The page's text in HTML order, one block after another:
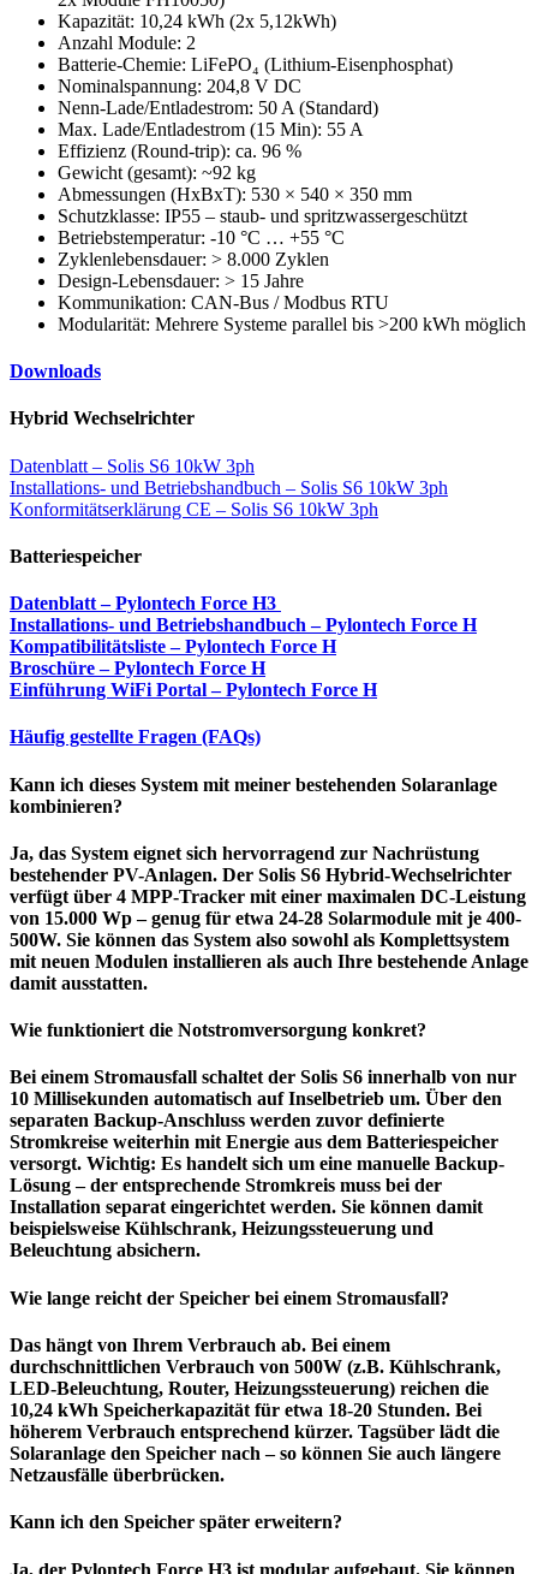
Kapazität: 10,24 kWh (2x 5,12kWh)
Anzahl Module: 2
Batterie-Chemie: LiFePO₄ (Lithium-Eisenphosphat)
Nominalspannung: 204,8 V DC
Nenn-Lade/Entladestrom: 50 A (Standard)
Max. Lade/Entladestrom (15 Min): 55 A
Effizienz (Round-trip): ca. 96 %
Gewicht (gesamt): ~92 kg
Abmessungen (HxBxT): 530 × 540 × 350 mm
Schutzklasse: IP55 – staub- und spritzwassergeschützt
Betriebstemperatur: -10 °C … +55 °C
Zyklenlebensdauer: > 8.000 Zyklen
Design-Lebensdauer: > 15 Jahre
Kommunikation: CAN-Bus / Modbus RTU
Modularität: Mehrere Systeme parallel bis >200 kWh möglich
Downloads
Hybrid Wechselrichter
Datenblatt – Solis S6 10kW 3ph
Installations- und Betriebshandbuch – Solis S6 10kW 3ph
Konformitätserklärung CE – Solis S6 10kW 3ph
Batteriespeicher
Datenblatt – Pylontech Force H3
Installations- und Betriebshandbuch – Pylontech Force H
Kompatibilitätsliste – Pylontech Force H
Broschüre – Pylontech Force H
Einführung WiFi Portal – Pylontech Force H
Häufig gestellte Fragen (FAQs)
Kann ich dieses System mit meiner bestehenden Solaranlage
kombinieren?
Ja, das System eignet sich hervorragend zur Nachrüstung
bestehender PV-Anlagen. Der Solis S6 Hybrid-Wechselrichter
verfügt über 4 MPP-Tracker mit einer maximalen DC-Leistung
von 15.000 Wp – genug für etwa 24-28 Solarmodule mit je 400-
500W. Sie können das System also sowohl als Komplettsystem
mit neuen Modulen installieren als auch Ihre bestehende Anlage
damit ausstatten.
Wie funktioniert die Notstromversorgung konkret?
Bei einem Stromausfall schaltet der Solis S6 innerhalb von nur
10 Millisekunden automatisch auf Inselbetrieb um. Über den
separaten Backup-Anschluss werden zuvor definierte
Stromkreise weiterhin mit Energie aus dem Batteriespeicher
versorgt. Wichtig: Es handelt sich um eine manuelle Backup-
Lösung – der entsprechende Stromkreis muss bei der
Installation separat eingerichtet werden. Sie können damit
beispielsweise Kühlschrank, Heizungssteuerung und
Beleuchtung absichern.
Wie lange reicht der Speicher bei einem Stromausfall?
Das hängt von Ihrem Verbrauch ab. Bei einem
durchschnittlichen Verbrauch von 500W (z.B. Kühlschrank,
LED-Beleuchtung, Router, Heizungssteuerung) reichen die
10,24 kWh Speicherkapazität für etwa 18-20 Stunden. Bei
höherem Verbrauch entsprechend kürzer. Tagsüber lädt die
Solaranlage den Speicher nach – so können Sie auch längere
Netzausfälle überbrücken.
Kann ich den Speicher später erweitern?
Ja, der Pylontech Force H3 ist modular aufgebaut. Sie können